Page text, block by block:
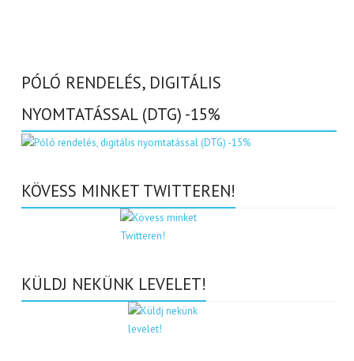
PÓLÓ RENDELÉS, DIGITÁLIS
NYOMTATÁSSAL (DTG) -15%
KÖVESS MINKET TWITTEREN!
KÜLDJ NEKÜNK LEVELET!